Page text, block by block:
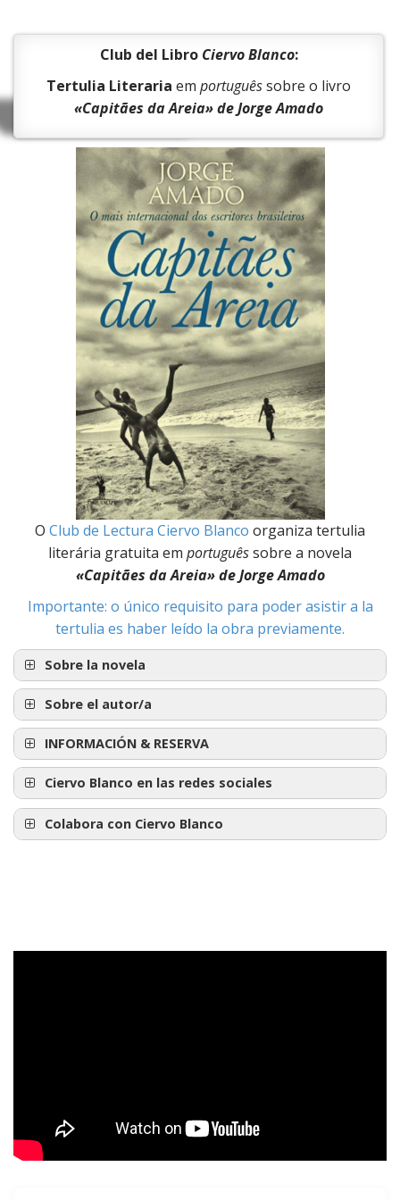
Club del Libro Ciervo Blanco:
Tertulia Literaria em portuguêssobre o livro
«Capitães da Areia» de Jorge Amado
O Club de Lectura Ciervo Blanco organiza tertulia
literária gratuita em portuguêssobre a novela
«Capitães da Areia» de Jorge Amado
Importante: o único requisito para poder asistir a la
tertulia es haber leído la obra previamente.
Sobre la novela
Sobre el autor/a
INFORMACIÓN & RESERVA
«Capitães da Areia» de Jorge
Amado
Ciervo Blanco en las redes sociales
Colabora con Ciervo Blanco